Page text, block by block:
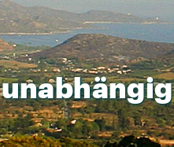
unabhängig